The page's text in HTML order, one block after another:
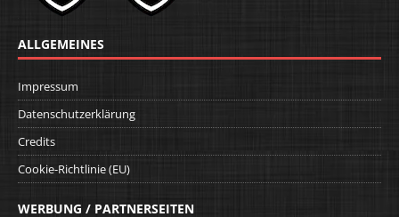
ALLGEMEINES
Impressum
Datenschutzerklärung
Credits
Cookie-Richtlinie (EU)
WERBUNG / PARTNERSEITEN